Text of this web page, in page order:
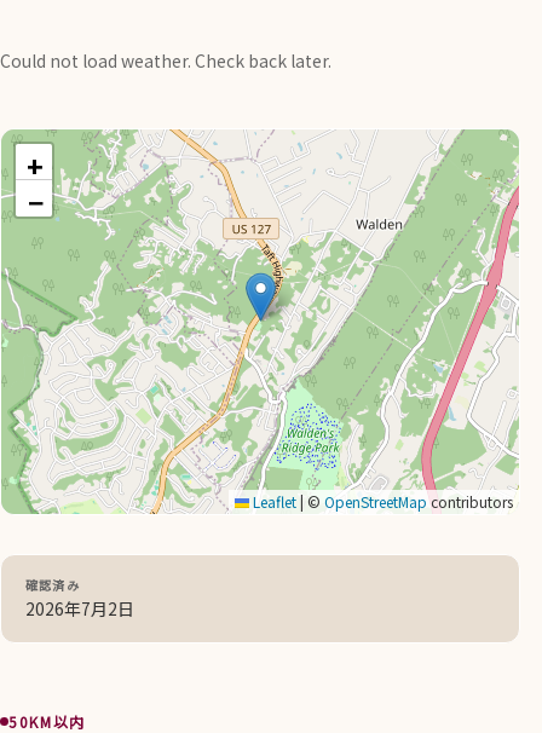
Could not load weather. Check back later.
+
−
Leaflet ©OpenStreetMapcontributors
確認済み
2026年7月2日
50KM以内